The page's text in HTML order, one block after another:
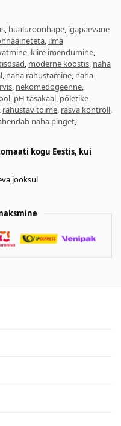
, hüaluroonhape, igapäevane
, ilma
, kiire imendumine,
, moderne koostis, naha
, naha rahustamine, naha
, nekomedogeenne,
, pH tasakaal, põletike
, rahustav toime, rasva kontroll,
naha pinget,
kogu Eestis, kui
jooksul